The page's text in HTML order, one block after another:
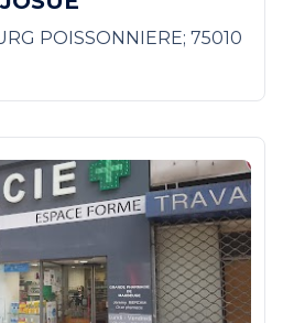
POISSONNIERE; 75010